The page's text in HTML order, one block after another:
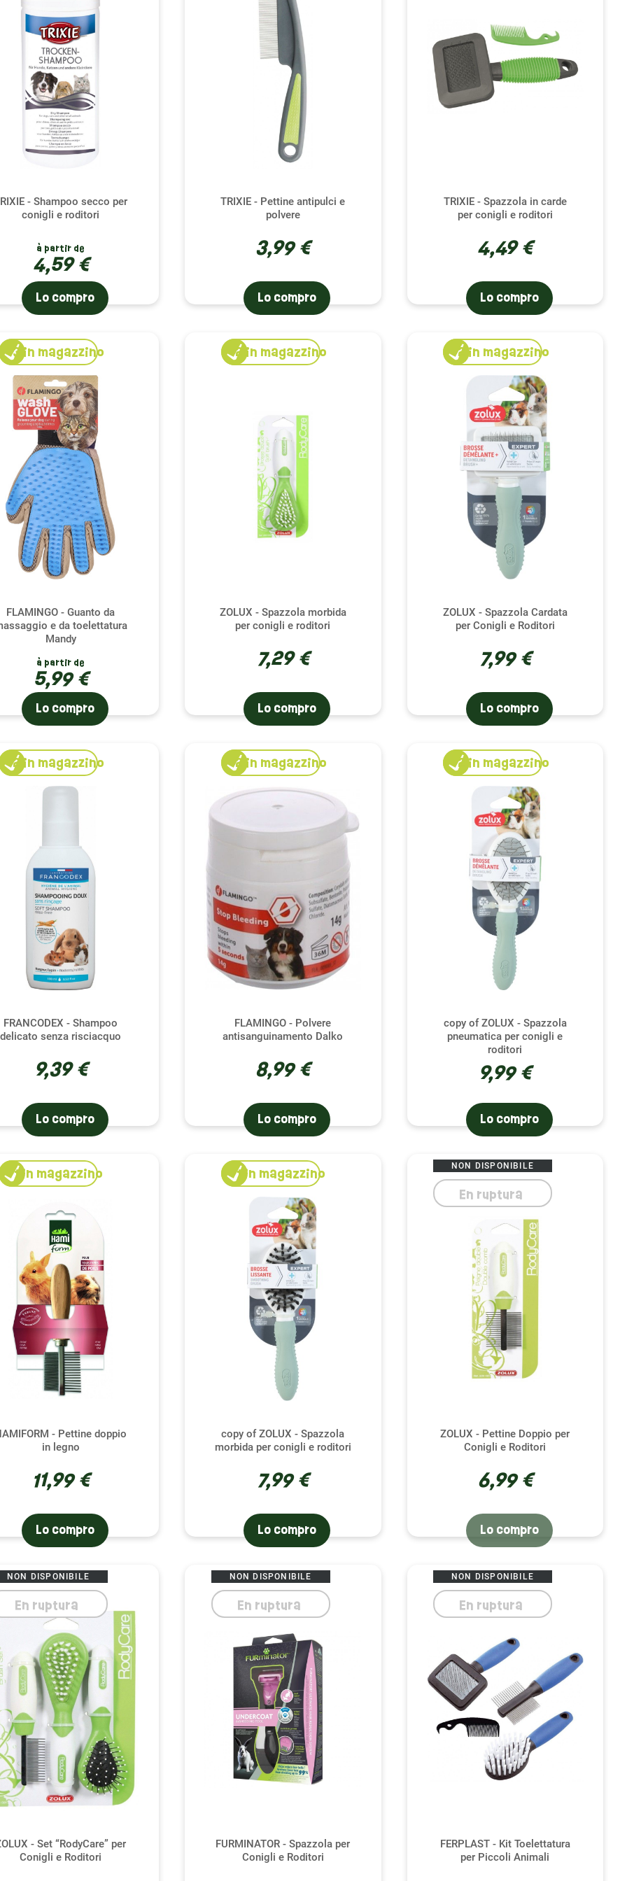
un gesto di cura e complicità
regolarmente il tuo cincillà non è solo benefico per il suo mantello, rimuovendo i peli morti e prevenendo i
ma è anche un momento speciale per creare un legame speciale tra te e il tuo animale domestico. Utilizza una
a setole morbide, appositamente progettata per i roditori, o una spazzola per gatti adatta, assicurandoti sempre di
nella direzione del pelo per evitare di ferire il tuo cincillà. Se all'inizio il tuo cincillà è riluttante, inizia con sessioni
gradualmente la durata per abituarlo delicatamente.
prestare attenzione e consigli per un pelo sano
opaco può essere un segno di malattia o della presenza di parassiti. È quindi fondamentale monitorare l'aspetto del
assicurati che il tuo cincillà goda di una dieta equilibrata e di condizioni di vita ottimali, poiché la salute del suo
riflette la sua salute generale.
Le petit rodent per la cura della pelle e del pelo del tuo cincillà, ti assicurerai non solo la qualità dei prodotti ma
sostegno al benessere quotidiano del tuo animale. La nostra selezione è qui per aiutarti a mantenere il mantello del
splendido quanto affascinante la sua personalità.
- Shampoo secco per
conigli e roditori
à partir de
4,59 €
Lo compro
TRIXIE - Pettine antipulci e
polvere
3,99 €
Lo compro
TRIXIE - Spazzola in carde
per conigli e roditori
4,49 €
Lo compro
FLAMINGO - Guanto da
e da toelettatura
Mandy
à partir de
5,99 €
3in magazzino
Lo compro
ZOLUX - Spazzola morbida
per conigli e roditori
7,29 €
2in magazzino
Lo compro
ZOLUX - Spazzola Cardata
per Conigli e Roditori
7,99 €
2in magazzino
Lo compro
FRANCODEX - Shampoo
delicato senza risciacquo
9,39 €
2in magazzino
Lo compro
FLAMINGO - Polvere
antisanguinamento Dalko
8,99 €
2in magazzino
Lo compro
copy of ZOLUX - Spazzola
pneumatica per conigli e
roditori
9,99 €
2in magazzino
Lo compro
- Pettine doppio
in legno
11,99 €
1in magazzino
Lo compro
copy of ZOLUX - Spazzola
morbida per conigli e roditori
7,99 €
1in magazzino
Lo compro
ZOLUX - Pettine Doppio per
Conigli e Roditori
6,99 €
NON DISPONIBILE
En ruptura
Lo compro
- Set “RodyCare” per
Conigli e Roditori
NON DISPONIBILE
En ruptura
FURMINATOR - Spazzola per
Conigli e Roditori
NON DISPONIBILE
En ruptura
FERPLAST - Kit Toelettatura
per Piccoli Animali
NON DISPONIBILE
En ruptura